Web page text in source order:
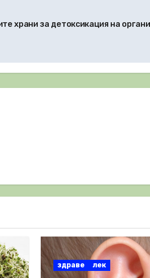
храни за детоксикация на
здраве лек